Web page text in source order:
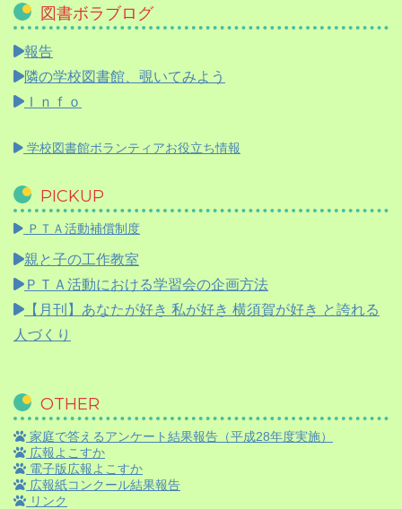
図書ボラブログ
報告
隣の学校図書館、覗いてみよう
Ｉｎｆｏ
学校図書館ボランティアお役立ち情報
PICKUP
ＰＴＡ活動補償制度
親と子の工作教室
ＰＴＡ活動における学習会の企画方法
【月刊】 あなたが好き 私が好き 横須賀が好き と誇れる
人づくり
OTHER
家庭で答えるアンケート結果報告（平成28年度実施）
広報よこすか
電子版広報よこすか
広報紙コンクール結果報告
リンク